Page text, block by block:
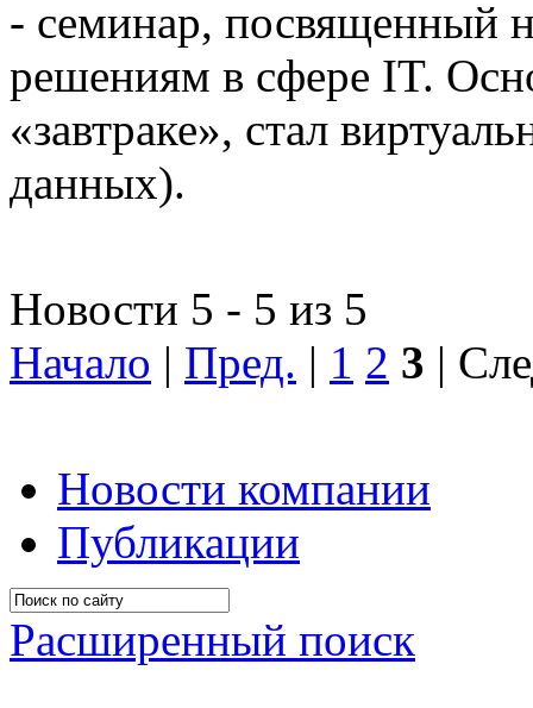
- семинар, посвященный
решениям в сфере IT.
«завтраке», стал
данных).
Новости 5 - 5 из 5
Начало | Пред. | 1 2 3 |
Новости компании
Публикации
Расширенный поиск